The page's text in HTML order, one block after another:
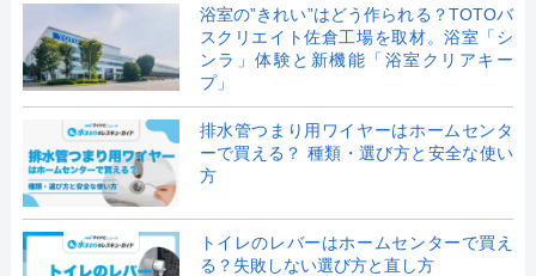
浴室の”きれい”はどう作られる？TOTOバ
スクリエイト佐倉工場を取材。浴室「シ
ンラ」体験と新機能「浴室クリアキー
プ」
排水管つまり用ワイヤーはホームセンタ
ーで買える？ 種類・選び方と安全な使い
方
トイレのレバーはホームセンターで買え
る？失敗しない選び方と直し方